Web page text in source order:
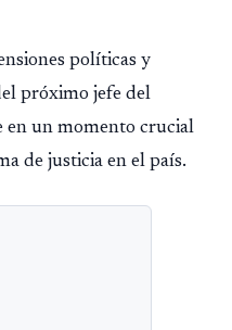
políticas y
próximo jefe del
en un momento crucial
de justicia en el país.